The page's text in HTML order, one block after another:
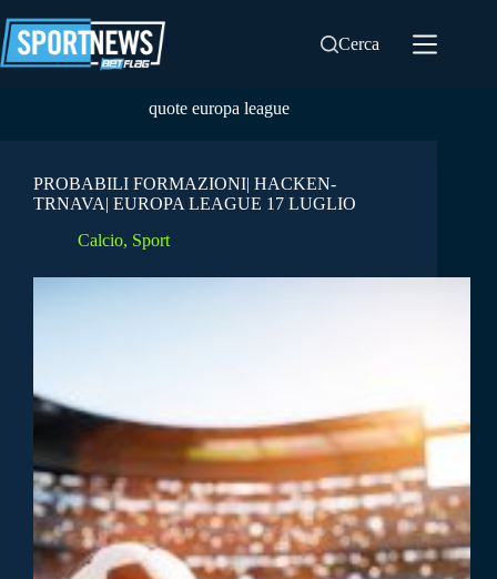
al
contenuto
Cerca
quote europa league
PROBABILI FORMAZIONI| HACKEN-
TRNAVA| EUROPA LEAGUE 17 LUGLIO
Calcio, Sport